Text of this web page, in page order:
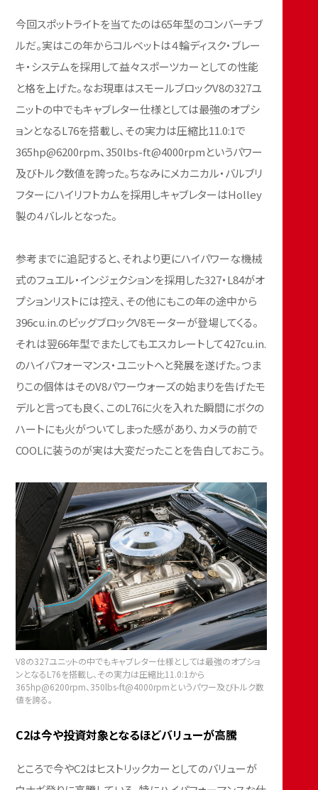
今回スポットライトを当てたのは65年型のコンバーチブ
ルだ。実はこの年からコルベットは４輪ディスク・ブレー
キ・システムを採用して益々スポーツカーとしての性能
と格を上げた。なお現車はスモールブロックV8の327ユ
ニットの中でもキャブレター仕様としては最強のオプシ
ョンとなるL76を搭載し、その実力は圧縮比11.0:1で
365hp@6200rpm、350lbs-ft@4000rpmというパワー
及びトルク数値を誇った。ちなみにメカニカル・バルブリ
フターにハイリフトカムを採用しキャブレターはHolley
製の４バレルとなった。
参考までに追記すると、それより更にハイパワーな機械
式のフュエル・インジェクションを採用した327・L84がオ
プションリストには控え、その他にもこの年の途中から
396cu.in.のビッグブロックV8モーターが登場してくる。
それは翌66年型でまたしてもエスカレートして427cu.in.
のハイパフォーマンス・ユニットへと発展を遂げた。つま
りこの個体はそのV8パワーウォーズの始まりを告げたモ
デルと言っても良く、このL76に火を入れた瞬間にボクの
ハートにも火がついてしまった感があり、カメラの前で
COOLに装うのが実は大変だったことを告白しておこう。
V8の327ユニットの中でもキャブレター仕様としては最強のオプショ
ンとなるL76を搭載し、その実力は圧縮比11.0:1から
365hp@6200rpm、350lbs-ft@4000rpmというパワー及びトルク数
値を誇る。
C2は今や投資対象となるほどバリューが高騰
ところで今やC2はヒストリックカーとしてのバリューが